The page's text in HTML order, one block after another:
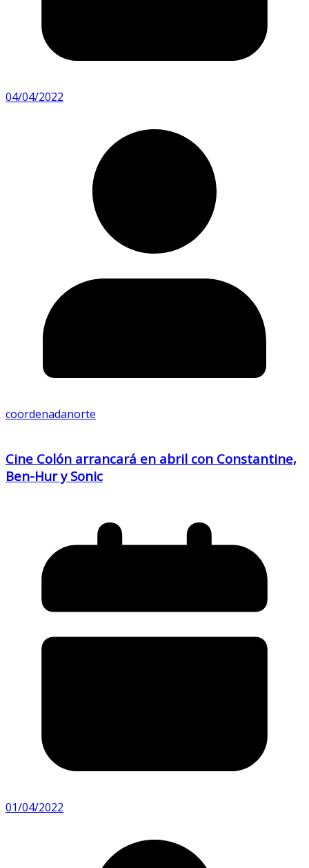
04/04/2022
coordenadanorte
Cine Colón arrancará en abril con Constantine,
Ben-Hur y Sonic
01/04/2022